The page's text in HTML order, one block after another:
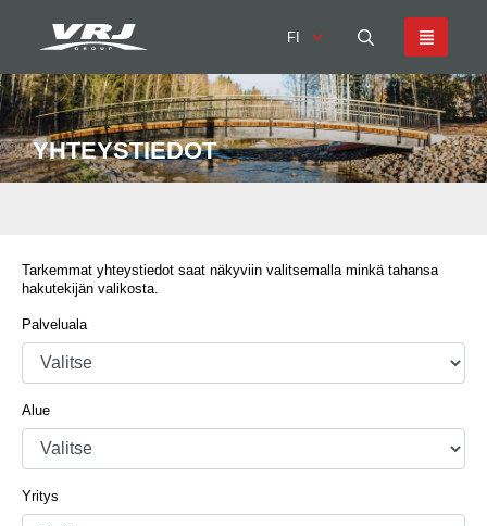
FI
YHTEYSTIEDOT
Tarkemmat yhteystiedot saat näkyviin valitsemalla minkä tahansa
hakutekijän valikosta.
Palveluala
Alue
Yritys